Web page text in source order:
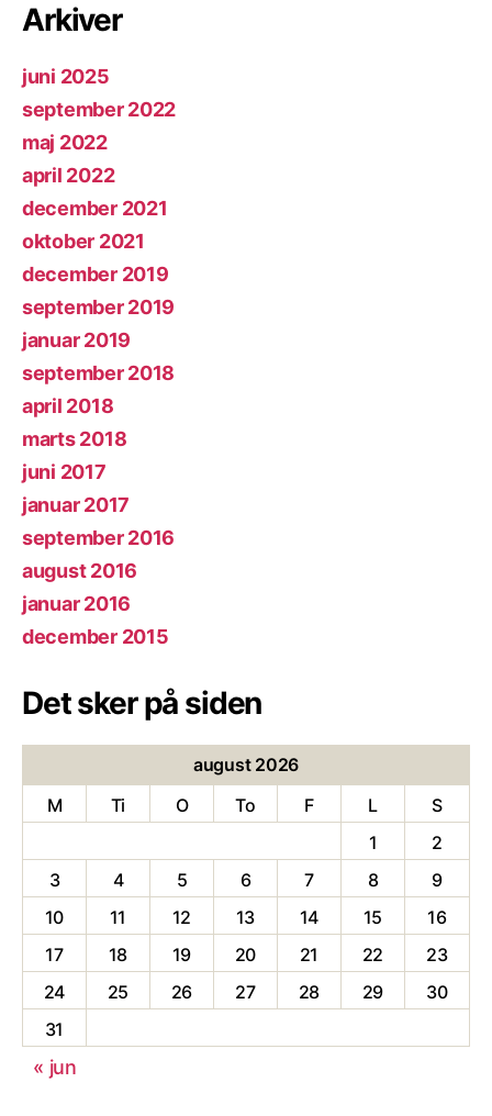
Arkiver
juni 2025
september 2022
maj 2022
april 2022
december 2021
oktober 2021
december 2019
september 2019
januar 2019
september 2018
april 2018
marts 2018
juni 2017
januar 2017
september 2016
august 2016
januar 2016
december 2015
Det sker på siden
august 2026
M
Ti O To F L
S
1
2
3
4 5 6 7 8
9
10
11 12 13 14 15
16
17
18 19 20 21 22
23
24
25 26 27 28 29
30
31
« jun